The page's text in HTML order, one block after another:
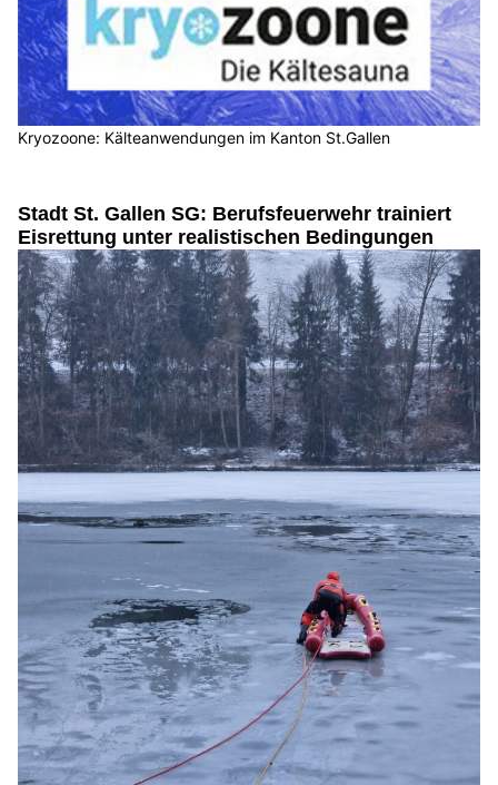
Kryozoone: Kälteanwendungen im Kanton St.Gallen
Stadt St. Gallen SG: Berufsfeuerwehr trainiert
Eisrettung unter realistischen Bedingungen